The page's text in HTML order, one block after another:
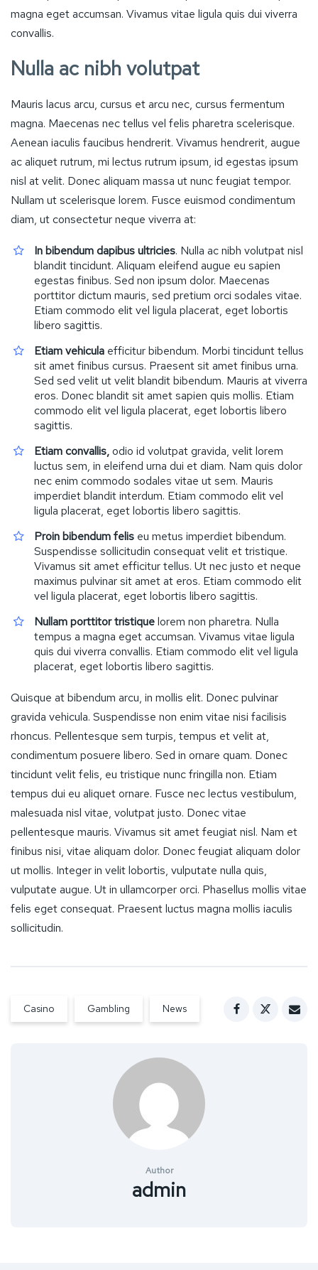
magna eget accumsan. Vivamus vitae ligula quis dui viverra
convallis.
Nulla ac nibh volutpat
Mauris lacus arcu, cursus et arcu nec, cursus fermentum
magna. Maecenas nec tellus vel felis pharetra scelerisque.
Aenean iaculis faucibus hendrerit. Vivamus hendrerit, augue
ac aliquet rutrum, mi lectus rutrum ipsum, id egestas ipsum
nisl at velit. Donec aliquam massa ut nunc feugiat tempor.
Nullam ut scelerisque lorem. Fusce euismod condimentum
diam, ut consectetur neque viverra at:
In bibendum dapibus ultricies. Nulla ac nibh volutpat nisl
blandit tincidunt. Aliquam eleifend augue eu sapien
egestas finibus. Sed non ipsum dolor. Maecenas
porttitor dictum mauris, sed pretium orci sodales vitae.
Etiam commodo elit vel ligula placerat, eget lobortis
libero sagittis.
Etiam vehicula efficitur bibendum. Morbi tincidunt tellus
sit amet finibus cursus. Praesent sit amet finibus urna.
Sed sed velit ut velit blandit bibendum. Mauris at viverra
eros. Donec blandit sit amet sapien quis mollis. Etiam
commodo elit vel ligula placerat, eget lobortis libero
sagittis.
Etiam convallis,odio id volutpat gravida, velit lorem
luctus sem, in eleifend urna dui et diam. Nam quis dolor
nec enim commodo sodales vitae ut sem. Mauris
imperdiet blandit interdum. Etiam commodo elit vel
ligula placerat, eget lobortis libero sagittis.
Proin bibendum felis eu metus imperdiet bibendum.
Suspendisse sollicitudin consequat velit et tristique.
Vivamus sit amet efficitur tellus. Ut nec justo et neque
maximus pulvinar sit amet at eros. Etiam commodo elit
vel ligula placerat, eget lobortis libero sagittis.
Nullam porttitor tristiquelorem non pharetra. Nulla
tempus a magna eget accumsan. Vivamus vitae ligula
quis dui viverra convallis. Etiam commodo elit vel ligula
placerat, eget lobortis libero sagittis.
Quisque at bibendum arcu, in mollis elit. Donec pulvinar
gravida vehicula. Suspendisse non enim vitae nisi facilisis
rhoncus. Pellentesque sem turpis, tempus et velit at,
condimentum posuere libero. Sed in ornare quam. Donec
tincidunt velit felis, eu tristique nunc fringilla non. Etiam
tempus dui eu aliquet ornare. Fusce nec lectus vestibulum,
malesuada nisl vitae, volutpat justo. Donec vitae
pellentesque mauris. Vivamus sit amet feugiat nisl. Nam et
finibus nisi, vitae aliquam dolor. Donec feugiat aliquam dolor
ut mollis. Integer in velit lobortis, vulputate nulla quis,
vulputate augue. Ut in ullamcorper orci. Phasellus mollis vitae
felis eget consequat. Praesent luctus magna mollis iaculis
sollicitudin.
Casino Gambling News
Author
admin